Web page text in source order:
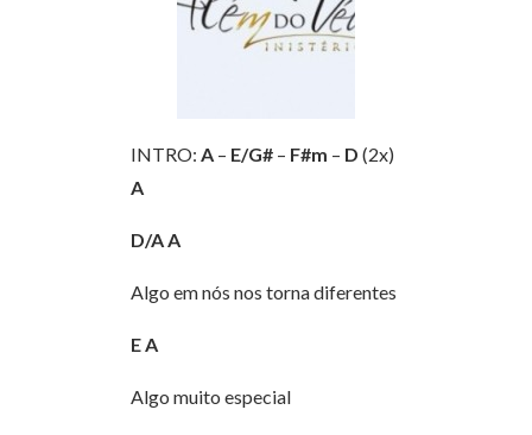
INTRO: A – E/G# – F#m – D (2x)
A
D/A A
Algo em nós nos torna diferentes
E A
Algo muito especial